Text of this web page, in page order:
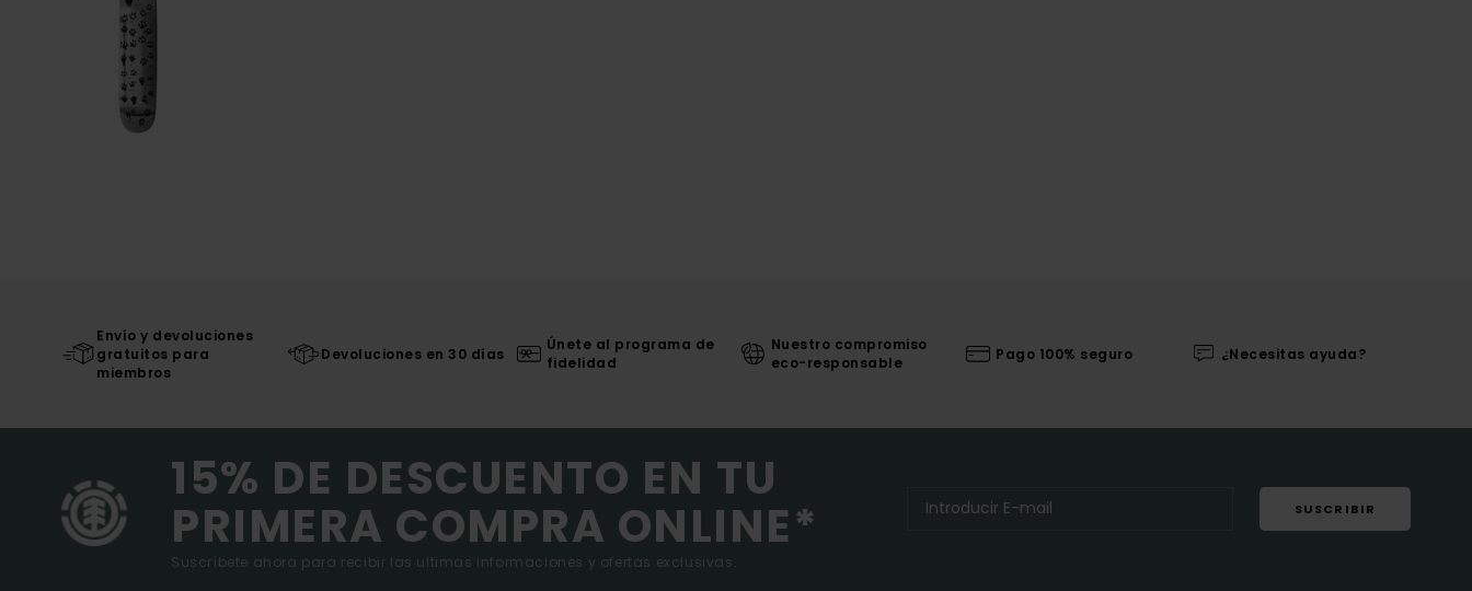
Envío y devoluciones
gratuitos para
miembros
Devoluciones en 30 días
Únete al programa de
fidelidad
Nuestro compromiso
eco-responsable
Pago 100% seguro ¿Necesitas ayuda?
15% DE DESCUENTO EN TU
PRIMERA COMPRA ONLINE*
Suscríbete ahora para recibir las ultimas informaciones y ofertas exclusivas.
SUSCRIBIR